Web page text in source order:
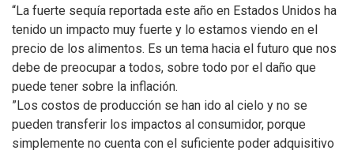
“La fuerte sequía reportada este año en Estados Unidos ha
tenido un impacto muy fuerte y lo estamos viendo en el
precio de los alimentos. Es un tema hacia el futuro que nos
debe de preocupar a todos, sobre todo por el daño que
puede tener sobre la inflación.
”Los costos de producción se han ido al cielo y no se
pueden transferir los impactos al consumidor, porque
simplemente no cuenta con el suficiente poder adquisitivo